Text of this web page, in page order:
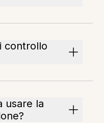
controllo
usare la